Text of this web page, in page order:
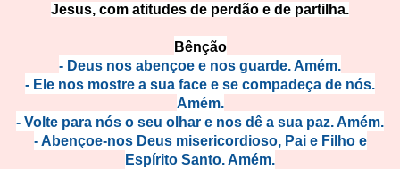
Jesus, com atitudes de perdão e de partilha.
Bênção
- Deus nos abençoe e nos guarde. Amém.
- Ele nos mostre a sua face e se compadeça de nós.
Amém.
- Volte para nós o seu olhar e nos dê a sua paz. Amém.
- Abençoe-nos Deus misericordioso, Pai e Filho e
Espírito Santo. Amém.